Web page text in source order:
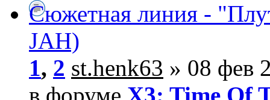
Сюжетная линия -
JAH)
1, 2 st.henk63 » 08 фев